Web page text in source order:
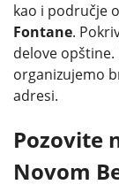
kao i područje
Fontane.
delove opštine.
organizujemo
adresi.
Pozovite
Novom